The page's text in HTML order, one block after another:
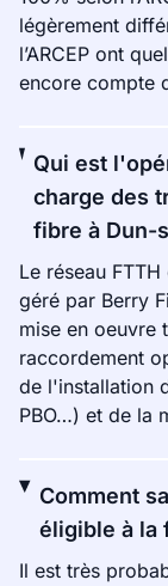
légèrement
l’ARCEP ont
encore compte
Qui est
charge des
fibre à Dun-
Le réseau
géré par Berry
mise en oeuvre
raccordement
de l'installation
PBO…) et de la
Comment
éligible à la
Il est très